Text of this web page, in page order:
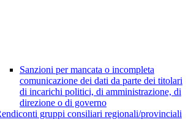
Sanzioni per mancata o incompleta
comunicazione dei dati da parte dei titolari
di incarichi politici, di amministrazione, di
direzione o di governo
gruppi consiliari regionali/provinciali